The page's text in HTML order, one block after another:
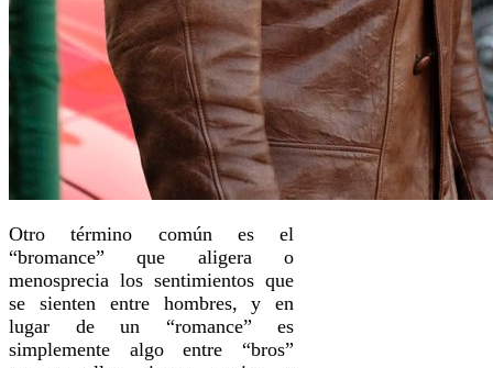
Otro término común es el
“bromance” que aligera o
menosprecia los sentimientos que
se sienten entre hombres, y en
lugar de un “romance” es
simplemente algo entre “bros”